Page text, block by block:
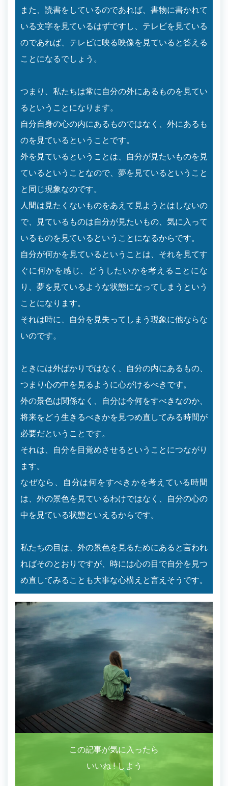
また、読書をしているのであれば、書物に書かれて
いる文字を見ているはずですし、テレビを見ている
のであれば、テレビに映る映像を見ていると答える
ことになるでしょう。
つまり、私たちは常に自分の外にあるものを見てい
るということになります。
自分自身の心の内にあるものではなく、外にあるも
のを見ているということです。
外を見ているということは、自分が見たいものを見
ているということなので、夢を見ているということ
と同じ現象なのです。
人間は見たくないものをあえて見ようとはしないの
で、見ているものは自分が見たいもの、気に入って
いるものを見ているということになるからです。
自分が何かを見ているということは、それを見てす
ぐに何かを感じ、どうしたいかを考えることにな
り、夢を見ているような状態になってしまうという
ことになります。
それは時に、自分を見失ってしまう現象に他ならな
いのです。
ときには外ばかりではなく、自分の内にあるもの、
つまり心の中を見るように心がけるべきです。
外の景色は関係なく、自分は今何をすべきなのか、
将来をどう生きるべきかを見つめ直してみる時間が
必要だということです。
それは、自分を目覚めさせるということにつながり
ます。
なぜなら、自分は何をすべきかを考えている時間
は、外の景色を見ているわけではなく、自分の心の
中を見ている状態といえるからです。
私たちの目は、外の景色を見るためにあると言われ
ればそのとおりですが、時には心の目で自分を見つ
め直してみることも大事な心構えと言えそうです。
この記事が気に入ったら
いいね ! しよう